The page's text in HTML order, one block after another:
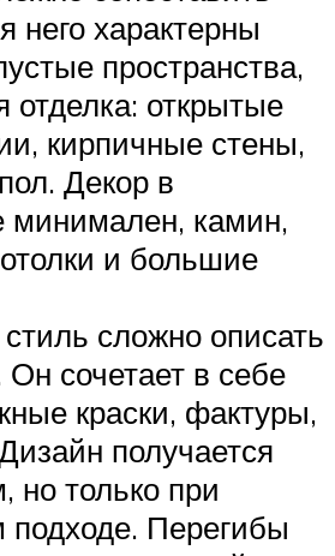
него характерны
пространства,
отделка: открытые
кирпичные стены,
Декор в
минимален, камин,
и большие
сложно описать
Он сочетает в себе
краски, фактуры,
получается
но только при
подходе. Перегибы